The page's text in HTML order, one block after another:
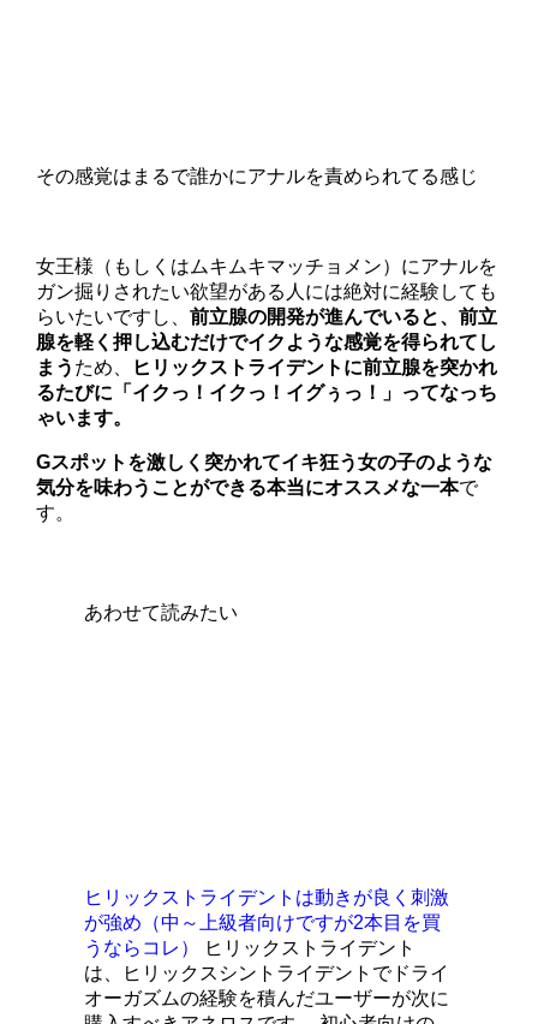
その感覚はまるで誰かにアナルを責められてる感じ
女王様（もしくはムキムキマッチョメン）にアナルを
ガン掘りされたい欲望がある人には絶対に経験しても
らいたいですし、前立腺の開発が進んでいると、前立
腺を軽く押し込むだけでイクような感覚を得られてし
まう ため、 ヒリックストライデントに前立腺を突かれ
るたびに「イクっ！イクっ！イグぅっ！」ってなっち
ゃいます。
Gスポットを激しく突かれてイキ狂う女の子のような
気分を味わうことができる本当にオススメな一本で
す。
あわせて読みたい
ヒリックストライデントは動きが良く刺激
が強め（中～上級者向けですが2本目を買
うならコレ）
ヒリックストライデント
は、ヒリックスシントライデントでドライ
オーガズムの経験を積んだユーザーが次に